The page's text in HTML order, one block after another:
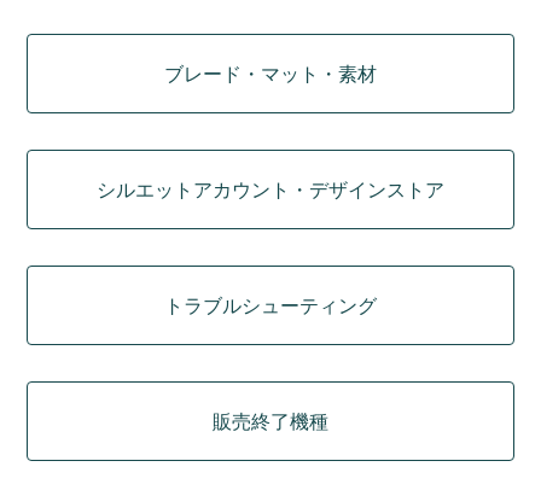
ブレード・マット・素材
シルエットアカウント・デザインストア
トラブルシューティング
販売終了機種